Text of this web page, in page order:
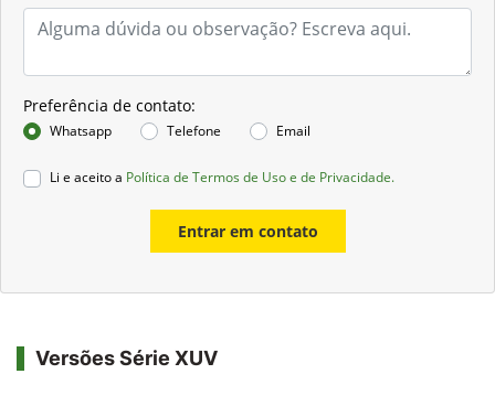
Preferência de contato:
Whatsapp Telefone Email
Li e aceito a Política de Termos de Uso e de Privacidade.
Entrar em contato
Versões Série XUV